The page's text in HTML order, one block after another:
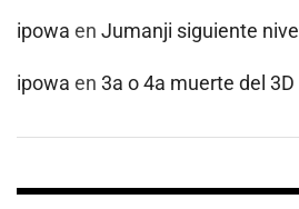
ipowa en Jumanji siguiente nivel
ipowa en 3a o 4a muerte del 3D